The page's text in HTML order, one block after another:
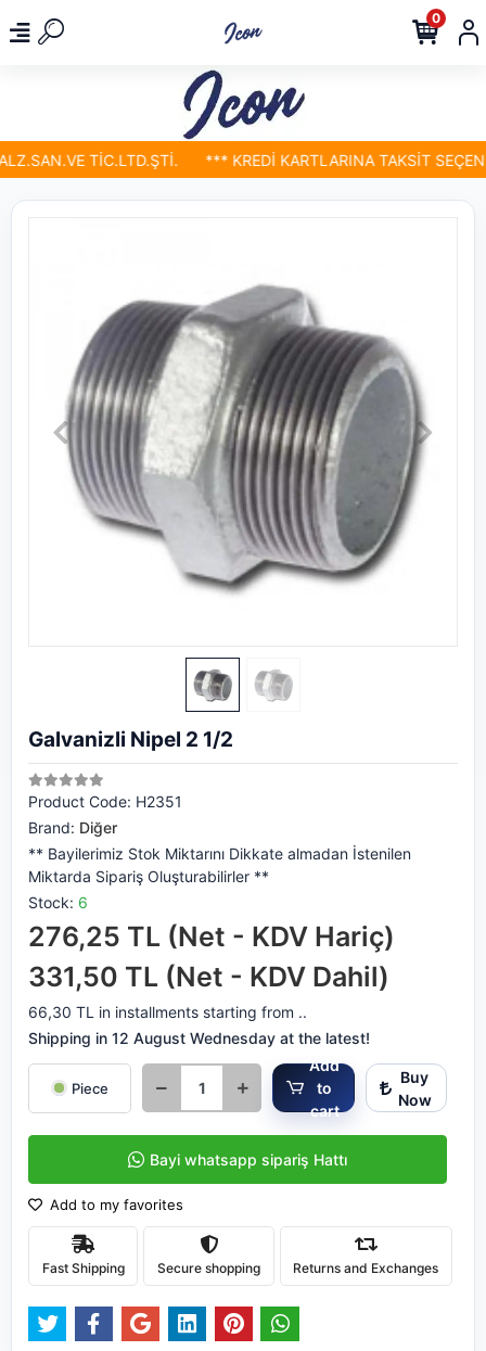
TİC.LTD.ŞTİ. *** KREDİ KARTLARINA TAKSİT
0
Galvanizli Nipel 2 1/2
Product Code: H2351
Brand: Diğer
** Bayilerimiz Stok Miktarını Dikkate almadan İstenilen
Miktarda Sipariş Oluşturabilirler **
Stock: 6
276,25 TL (Net - KDV Hariç)
331,50 TL (Net - KDV Dahil)
66,30 TL in installments starting from ..
Shipping in 12 August Wednesday at the latest!
Piece
Add
to
cart
Buy
Now
Bayi whatsapp sipariş Hattı
Add to my favorites
Fast Shipping Secure shopping Returns and Exchanges